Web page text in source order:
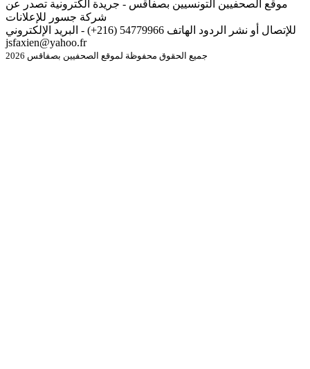
موقع الصحفيين التونسيين بصفاقس - جريدة الكترونية تصدر عن
شركة جسور للإعلانات
للإتصال أو نشر الردود الهاتف 54779966 (216+) - البريد الإلكتروني
jsfaxien@yahoo.fr
جميع الحقوق محفوظة لموقع الصحفيين بصفاقس 2026